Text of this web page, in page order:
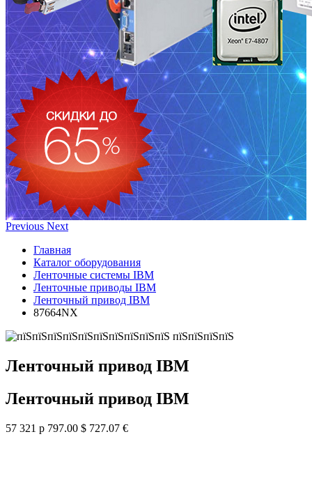
Previous Next
Главная
Каталог оборудования
Ленточные системы IBM
Ленточные приводы IBM
Ленточный привод IBM
87664NX
Ленточный привод IBM
Ленточный привод IBM
57 321 р 797.00 $ 727.07 €